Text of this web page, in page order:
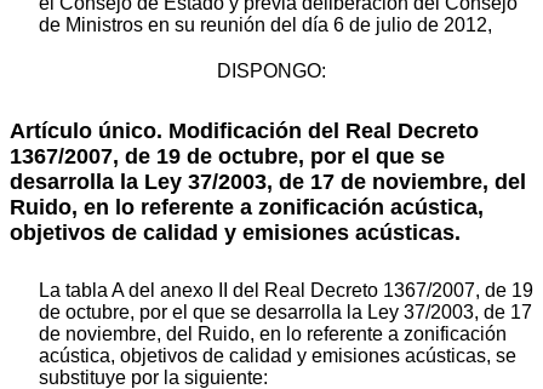
de Ministros en su reunión del día 6 de julio de 2012,
DISPONGO:
Artículo único. Modificación del Real Decreto
1367/2007, de 19 de octubre, por el que se
desarrolla la Ley 37/2003, de 17 de noviembre, del
Ruido, en lo referente a zonificación acústica,
objetivos de calidad y emisiones acústicas.
La tabla A del anexo II del Real Decreto 1367/2007, de 19
de octubre, por el que se desarrolla la Ley 37/2003, de 17
de noviembre, del Ruido, en lo referente a zonificación
acústica, objetivos de calidad y emisiones acústicas, se
substituye por la siguiente: